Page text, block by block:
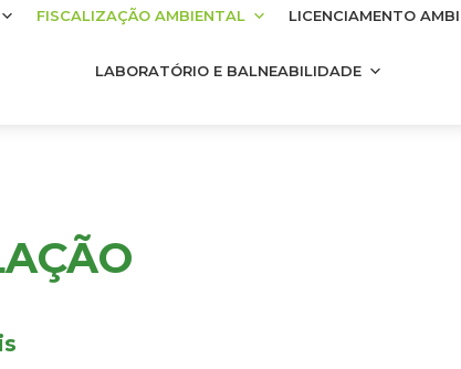
FISCALIZAÇÃO AMBIENTAL LICENCIAMENTO
LABORATÓRIO E BALNEABILIDADE